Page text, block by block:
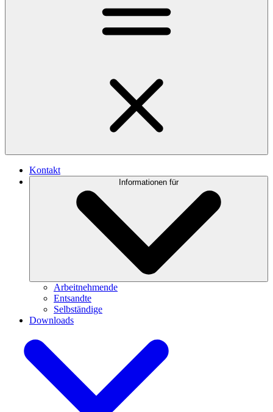
Kontakt
Informationen für
Arbeitnehmende
Entsandte
Selbständige
Downloads